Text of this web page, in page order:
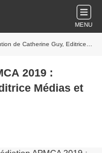
MENU
Guy, Editrice Médias et Médiations
2019 :
Médias et